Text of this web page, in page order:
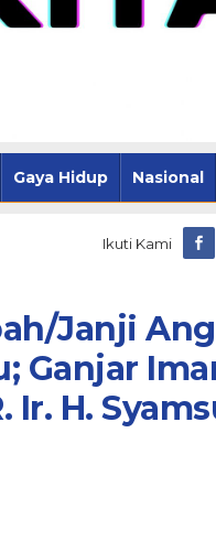
Gaya Hidup Nasional
Ikuti Kami
Janji
Ganjar
Ir. H.
Palembang Tancap
Rumah Warga Siap
Hunian Layak Huni